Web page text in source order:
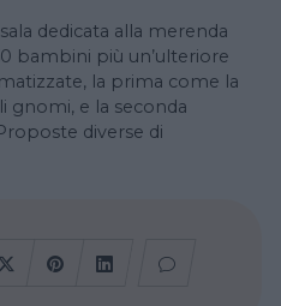
dedicata alla merenda
bambini più un’ulteriore
la prima come la
gnomi, e la seconda
diverse di